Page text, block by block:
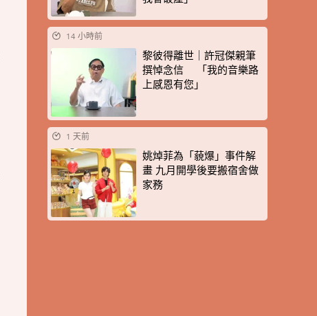
14 小時前
黎彼得離世｜許冠傑親筆
撰悼念信 「我的音樂路
上感恩有您」
1 天前
姚焯菲為「藐爆」事件解
畫 九月開學後要搬宿舍做
家務